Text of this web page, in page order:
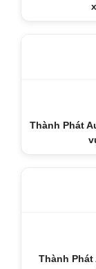
Thành Phát
Thành